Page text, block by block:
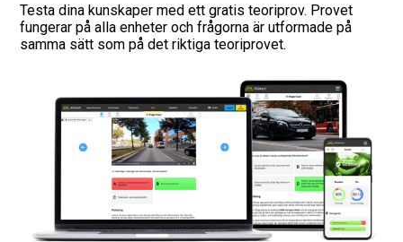
Hitta trafikskola
Presentkort
Language
Testa dina kunskaper med ett gratis teoriprov. Provet
fungerar på alla enheter och frågorna är utformade på
samma sätt som på det riktiga teoriprovet.